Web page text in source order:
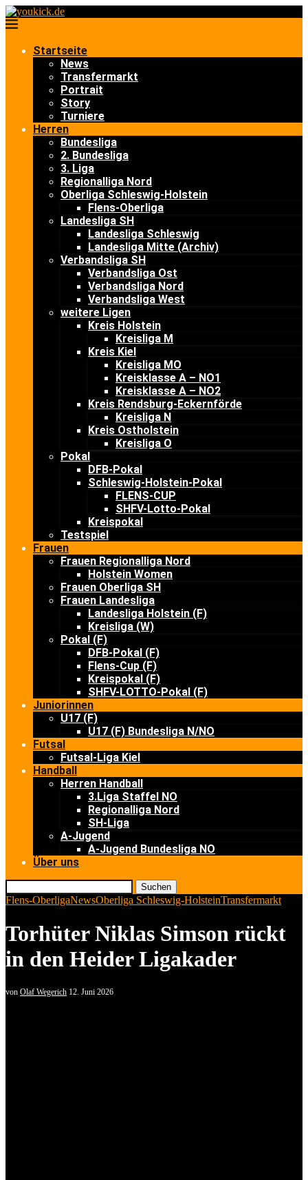
Startseite
News
Transfermarkt
Portrait
Story
Turniere
Herren
Bundesliga
2. Bundesliga
3. Liga
Regionalliga Nord
Oberliga Schleswig-Holstein
Flens-Oberliga
Landesliga SH
Landesliga Schleswig
Landesliga Mitte (Archiv)
Verbandsliga SH
Verbandsliga Ost
Verbandsliga Nord
Verbandsliga West
weitere Ligen
Kreis Holstein
Kreisliga M
Kreis Kiel
Kreisliga MO
Kreisklasse A – NO1
Kreisklasse A – NO2
Kreis Rendsburg-Eckernförde
Kreisliga N
Kreis Ostholstein
Kreisliga O
Pokal
DFB-Pokal
Schleswig-Holstein-Pokal
FLENS-CUP
SHFV-Lotto-Pokal
Kreispokal
Testspiel
Frauen
Frauen Regionalliga Nord
Holstein Women
Frauen Oberliga SH
Frauen Landesliga
Landesliga Holstein (F)
Kreisliga (W)
Pokal (F)
DFB-Pokal (F)
Flens-Cup (F)
Kreispokal (F)
SHFV-LOTTO-Pokal (F)
Juniorinnen
U17 (F)
U17 (F) Bundesliga N/NO
Futsal
Futsal-Liga Kiel
Handball
Herren Handball
3.Liga Staffel NO
Regionalliga Nord
SH-Liga
A-Jugend
A-Jugend Bundesliga NO
Über uns
Suchen
Flens-OberligaNewsOberliga Schleswig-HolsteinTransfermarkt
Torhüter Niklas Simson rückt
in den Heider Ligakader
von Olaf Wegerich 12. Juni 2026